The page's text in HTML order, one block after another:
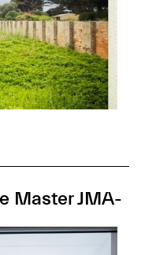
Master JMA-